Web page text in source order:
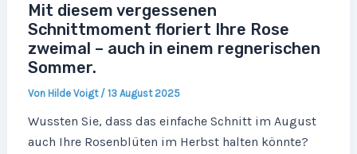
Mit diesem vergessenen
Schnittmoment floriert Ihre Rose
zweimal – auch in einem regnerischen
Sommer.
Von Hilde Voigt / 13 August 2025
Wussten Sie, dass das einfache Schnitt im August
auch Ihre Rosenblüten im Herbst halten könnte?